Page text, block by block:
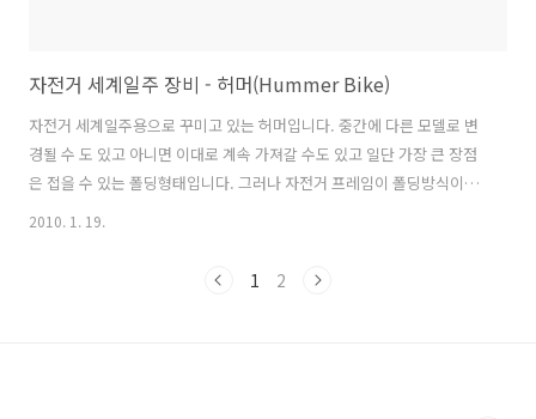
자전거 세계일주 장비 - 허머(Hummer Bike)
자전거 세계일주용으로 꾸미고 있는 허머입니다. 중간에 다른 모델로 변
경될 수 도 있고 아니면 이대로 계속 가져갈 수도 있고 일단 가장 큰 장점
은 접을 수 있는 폴딩형태입니다. 그러나 자전거 프레임이 폴딩방식이긴
2010. 1. 19.
1 2